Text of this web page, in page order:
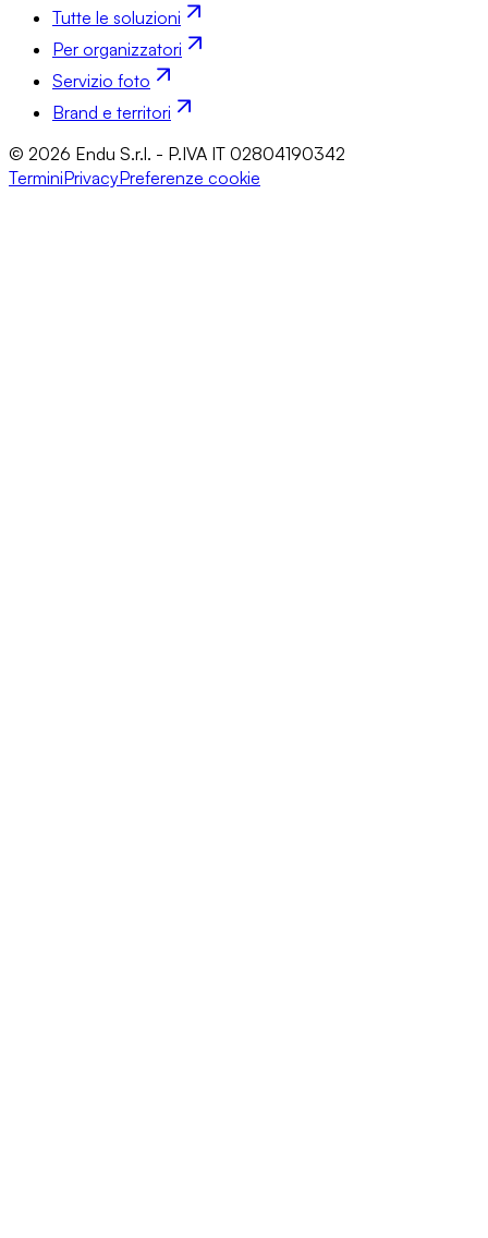
Tutte le soluzioni
Per organizzatori
Servizio foto
Brand e territori
© 2026 Endu S.r.l. - P.IVA IT 02804190342
TerminiPrivacyPreferenze cookie